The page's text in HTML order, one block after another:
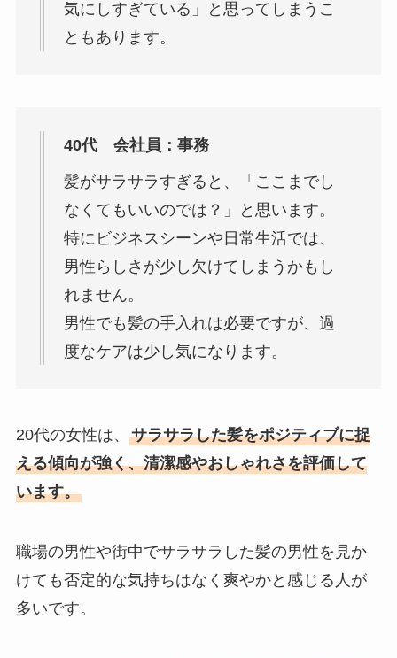
気にしすぎている」と思ってしまうこ
ともあります。
40代 会社員：事務
髪がサラサラすぎると、「ここまでし
なくてもいいのでは？」と思います。
特にビジネスシーンや日常生活では、
男性らしさが少し欠けてしまうかもし
れません。
男性でも髪の手入れは必要ですが、過
度なケアは少し気になります。
20代の女性は、 サラサラした髪をポジティブに捉
える傾向が強く、清潔感やおしゃれさを評価して
います。
職場の男性や街中でサラサラした髪の男性を見か
けても否定的な気持ちはなく爽やかと感じる人が
多いです。